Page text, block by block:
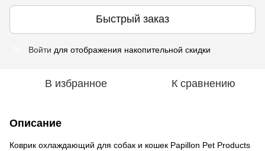
Быстрый заказ
Войти для отображения накопительной скидки
В избранное К сравнению
Описание
Коврик охлаждающий для собак и кошек Papillon Pet Products